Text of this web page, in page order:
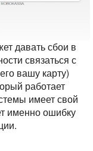
давать сбои в
связаться с
вашу карту)
работает
имеет свой
именно ошибку